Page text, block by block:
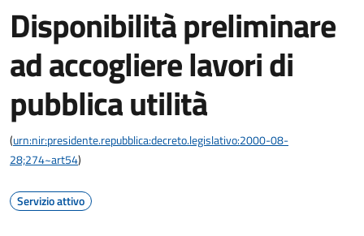
Disponibilità preliminare
ad accogliere lavori di
pubblica utilità
(urn:nir:presidente.repubblica:decreto.legislativo:2000-08-
28;274~art54)
Servizio attivo